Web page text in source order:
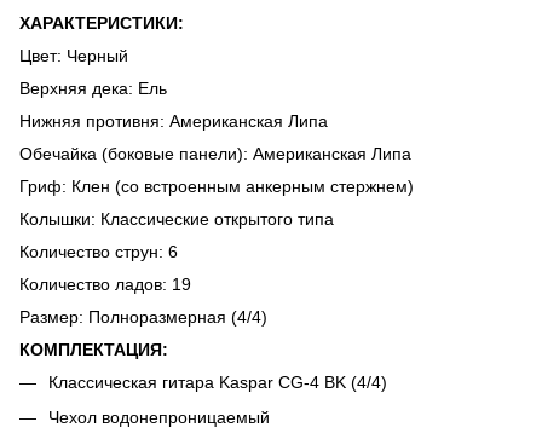
ХАРАКТЕРИСТИКИ:
Цвет: Черный
Верхняя дека: Ель
Нижняя противня: Американская Липа
Обечайка (боковые панели): Американская Липа
Гриф: Клен (со встроенным анкерным стержнем)
Колышки: Классические открытого типа
Количество струн: 6
Количество ладов: 19
Размер: Полноразмерная (4/4)
КОМПЛЕКТАЦИЯ:
Классическая гитара Kaspar CG-4 BK (4/4)
Чехол водонепроницаемый